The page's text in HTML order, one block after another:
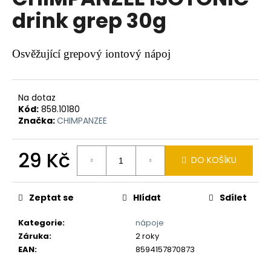
0,0
z
hvězdiček.
drink grep 30g
Osvěžující grepový iontový nápoj
Na dotaz
Kód: 858.10180
Značka:CHIMPANZEE
29 Kč
cena:
DO KOŠÍKU
Kategorie:
nápoje
Záruka:
2 roky
EAN:
8594157870873
Zeptat se Hlídat Sdílet
a
j
í
t
?
HLEDAT
D
p
o